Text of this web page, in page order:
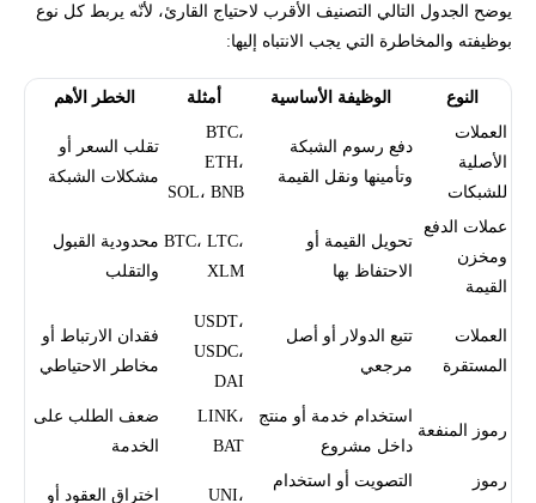
يوضح الجدول التالي التصنيف الأقرب لاحتياج القارئ، لأنّه يربط كل نوع
بوظيفته والمخاطرة التي يجب الانتباه إليها:
النوع الوظيفة الأساسية أمثلة
الخطر الأهم
العملات
الأصلية
للشبكات
دفع رسوم الشبكة
وتأمينها ونقل القيمة
BTC،
ETH،
SOL، BNB
تقلب السعر أو
مشكلات الشبكة
عملات الدفع
ومخزن
القيمة
تحويل القيمة أو
الاحتفاظ بها
BTC، LTC،
XLM
محدودية القبول
والتقلب
العملات
المستقرة
تتبع الدولار أو أصل
مرجعي
USDT،
USDC،
DAI
فقدان الارتباط أو
مخاطر الاحتياطي
رموز المنفعة
استخدام خدمة أو منتج
داخل مشروع
LINK،
BAT
ضعف الطلب على
الخدمة
رموز
التصويت أو استخدام
UNI، اختراق العقود أو